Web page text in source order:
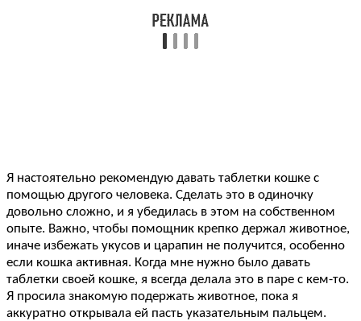
Я настоятельно рекомендую давать таблетки кошке с
помощью другого человека. Сделать это в одиночку
довольно сложно, и я убедилась в этом на собственном
опыте. Важно, чтобы помощник крепко держал животное,
иначе избежать укусов и царапин не получится, особенно
если кошка активная. Когда мне нужно было давать
таблетки своей кошке, я всегда делала это в паре с кем-то.
Я просила знакомую подержать животное, пока я
аккуратно открывала ей пасть указательным пальцем.